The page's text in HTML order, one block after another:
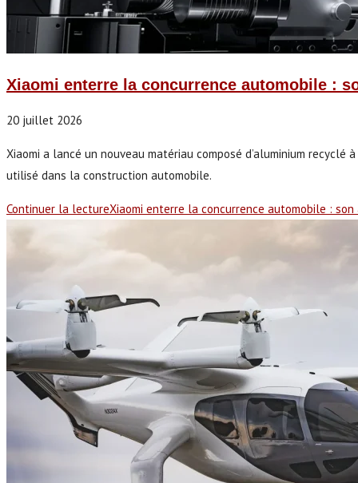
Xiaomi enterre la concurrence automobile :
20 juillet 2026
Xiaomi a lancé un nouveau matériau composé d’aluminium
utilisé dans la construction automobile.
Continuer la lectureXiaomi enterre la concurrence automobile :